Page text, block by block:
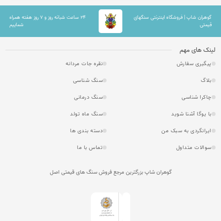
گوهران شاپ | فروشگاه اینترنتی سنگهای
قیمتی
۲۴ ساعت شبانه روز و ۷ روز هفته همراه
شماییم
لینک های مهم
پیگیری سفارش
نقره جات مردانه
بلاگ
سنگ شناسی
چاکرا شناسی
سنگ درمانی
با یوگا آشنا شوید
سنگ ماه تولد
ایرانگردی به سبک من
دسته بندی ها
سوالات متداول
تماس با ما
گوهران شاپ بزرگترین مرجع فروش سنگ های قیمتی اصل